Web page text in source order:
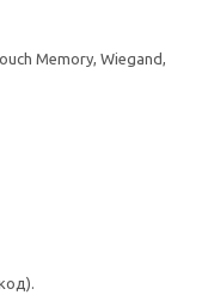
Memory, Wiegand,